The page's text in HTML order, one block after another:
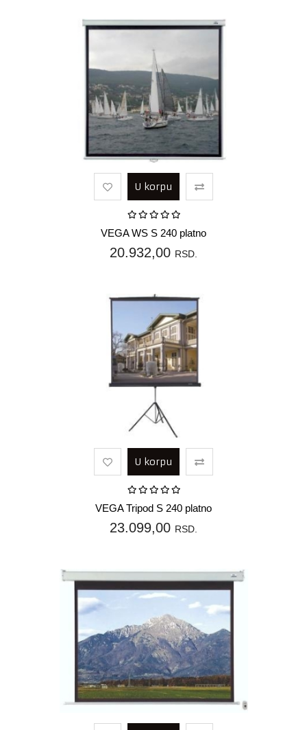
U korpu
VEGA WS S 240 platno
20.932,00 RSD.
U korpu
VEGA Tripod S 240 platno
23.099,00 RSD.